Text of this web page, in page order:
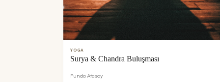
YOGA
Surya & Chandra Buluşması
Funda Atasoy